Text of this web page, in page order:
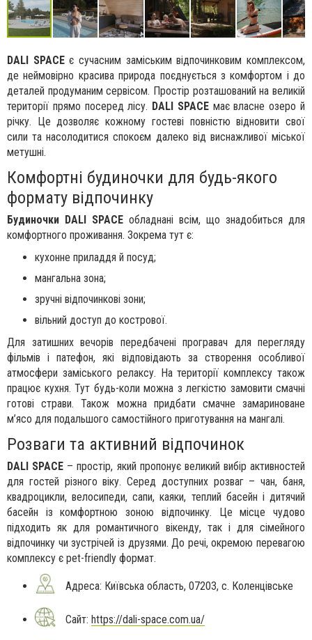
DALI SPACEє сучасним заміським відпочинковим комплексом,
де неймовірно красива природа поєднується з комфортом і до
деталей продуманим сервісом. Простір розташований на великій
території прямо посеред лісу. DALI SPACEмає власне озеро й
річку. Це дозволяє кожному гостеві повністю відновити свої
сили та насолодитися спокоєм далеко від виснажливої міської
метушні.
Комфортні будиночки для будь-якого
формату відпочинку
Будиночки DALI SPACE обладнані всім, що знадобиться для
комфортного проживання. Зокрема тут є:
кухонне приладдя й посуд;
мангальна зона;
зручні відпочинкові зони;
вільний доступ до кострової.
Для затишних вечорів передбачені програвач для перегляду
фільмів і патефон, які відповідають за створення особливої
атмосфери заміського релаксу. На території комплексу також
працює кухня. Тут будь-коли можна з легкістю замовити смачні
готові страви. Також можна придбати смачне замариноване
м’ясо для подальшого самостійного приготування на мангалі.
Розваги та активний відпочинок
DALI SPACE – простір, який пропонує великий вибір активностей
для гостей різного віку. Серед доступних розваг – чан, баня,
квадроцикли, велосипеди, сапи, каяки, теплий басейн і дитячий
басейн із комфортною зоною відпочинку. Це місце чудово
підходить як для романтичного вікенду, так і для сімейного
відпочинку чи зустрічей із друзями. До речі, окремою перевагою
комплексу є pet-friendly формат.
Адреса: Київська область, 07203, с. Коленцівське
Cайт: https://dali-space.com.ua/